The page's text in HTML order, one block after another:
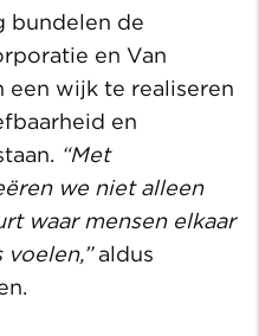
bundelen de
en Van
een wijk te realiseren
en
“Met
we niet alleen
waar mensen elkaar
aldus